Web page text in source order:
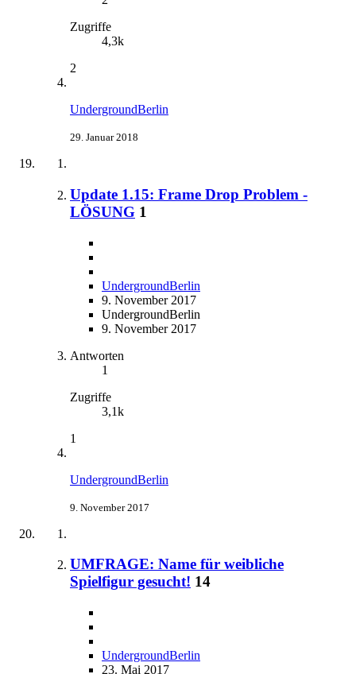
Zugriffe
4,3k
2
UndergroundBerlin
29. Januar 2018
Update 1.15: Frame Drop Problem -
LÖSUNG 1
UndergroundBerlin
9. November 2017
UndergroundBerlin
9. November 2017
Antworten
1
Zugriffe
3,1k
1
UndergroundBerlin
9. November 2017
UMFRAGE: Name für weibliche
Spielfigur gesucht! 14
UndergroundBerlin
23. Mai 2017